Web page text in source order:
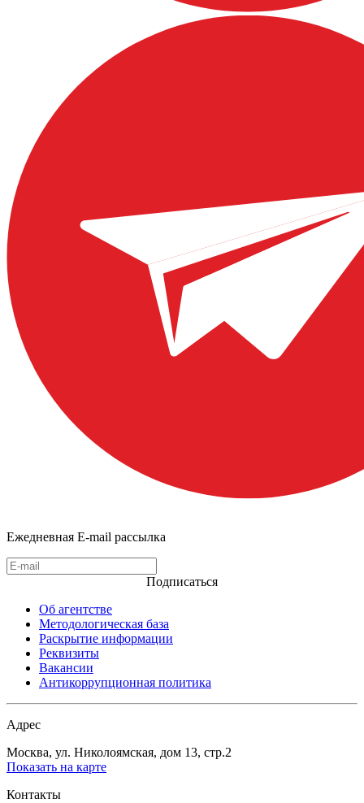
Ежедневная E-mail рассылка
Подписаться
Об агентстве
Методологическая база
Раскрытие информации
Реквизиты
Вакансии
Антикоррупционная политика
Адрес
Москва, ул. Николоямская, дом 13, стр.2
Показать на карте
Контакты